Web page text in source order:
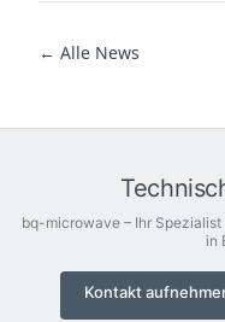
← Alle News
bq-microwave – Ihr
in
Kontakt